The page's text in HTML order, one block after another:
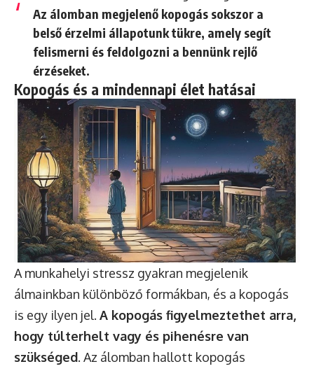
Az álomban megjelenő kopogás sokszor a
belső érzelmi állapotunk tükre, amely segít
felismerni és feldolgozni a bennünk rejlő
érzéseket.
Kopogás és a mindennapi élet hatásai
A munkahelyi stressz gyakran megjelenik
álmainkban különböző formákban, és a kopogás
is egy ilyen jel. A kopogás figyelmeztethet arra,
hogy túlterhelt vagy és pihenésre van
szükséged. Az álomban hallott kopogás